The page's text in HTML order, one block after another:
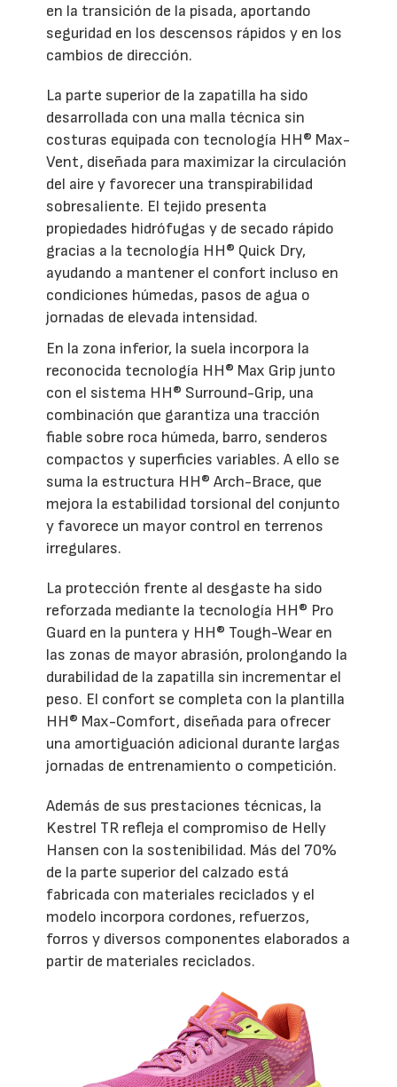
en la transición de la pisada, aportando
seguridad en los descensos rápidos y en los
cambios de dirección.
La parte superior de la zapatilla ha sido
desarrollada con una malla técnica sin
costuras equipada con tecnología HH® Max-
Vent, diseñada para maximizar la circulación
del aire y favorecer una transpirabilidad
sobresaliente. El tejido presenta
propiedades hidrófugas y de secado rápido
gracias a la tecnología HH® Quick Dry,
ayudando a mantener el confort incluso en
condiciones húmedas, pasos de agua o
jornadas de elevada intensidad.
En la zona inferior, la suela incorpora la
reconocida tecnología HH® Max Grip junto
con el sistema HH® Surround-Grip, una
combinación que garantiza una tracción
fiable sobre roca húmeda, barro, senderos
compactos y superficies variables. A ello se
suma la estructura HH® Arch-Brace, que
mejora la estabilidad torsional del conjunto
y favorece un mayor control en terrenos
irregulares.
La protección frente al desgaste ha sido
reforzada mediante la tecnología HH® Pro
Guard en la puntera y HH® Tough-Wear en
las zonas de mayor abrasión, prolongando la
durabilidad de la zapatilla sin incrementar el
peso. El confort se completa con la plantilla
HH® Max-Comfort, diseñada para ofrecer
una amortiguación adicional durante largas
jornadas de entrenamiento o competición.
Además de sus prestaciones técnicas, la
Kestrel TR refleja el compromiso de Helly
Hansen con la sostenibilidad. Más del 70%
de la parte superior del calzado está
fabricada con materiales reciclados y el
modelo incorpora cordones, refuerzos,
forros y diversos componentes elaborados a
partir de materiales reciclados.